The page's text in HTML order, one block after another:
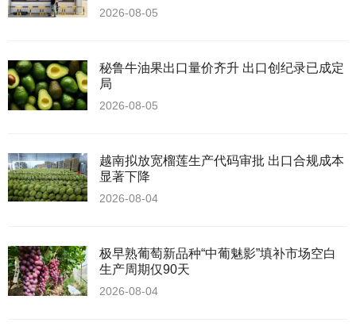
2026-08-05
秘鲁牛油果出口量价齐升 出口创纪录已成定
局
2026-08-05
越南拟放宽榴莲生产代码审批 出口合规成本
显著下降
2026-08-04
极早熟葡萄新品种“中葡魅影”填补市场空白
生产周期仅90天
2026-08-04